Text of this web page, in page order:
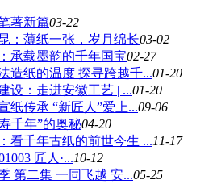
著新篇03-22
：薄纸一张，岁月绵长03-02
承载墨韵的千年国宝02-27
造纸的温度 探寻跨越千...01-20
设：走进安徽工艺 | ...01-20
纸传承 “新匠人”爱上...09-06
千年”的奥秘04-20
看千年古纸的前世今生 ...11-17
匠人·...10-12
第二集 一同飞越 安...05-25